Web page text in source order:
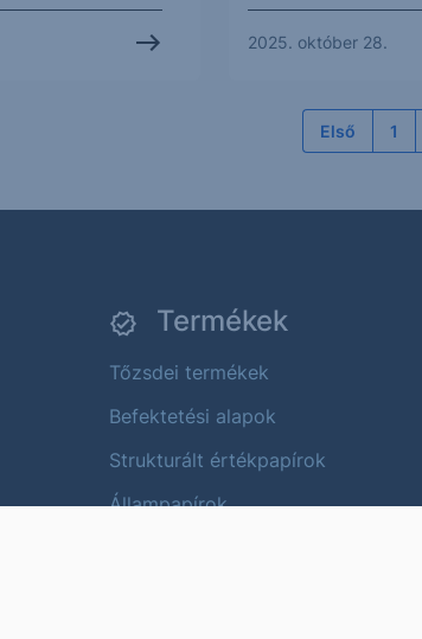
2025. október 28.
Első 1
Termékek
Tőzsdei termékek
Befektetési alapok
Strukturált értékpapírok
Állampapírok